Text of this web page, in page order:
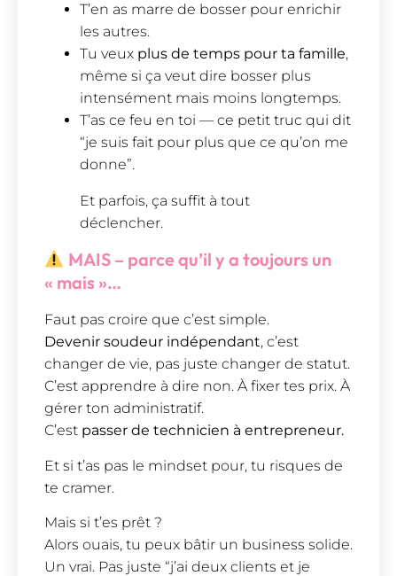
T’en as marre de bosser pour enrichir
les autres.
Tu veux plus de temps pour ta famille,
même si ça veut dire bosser plus
intensément mais moins longtemps.
T’as ce feu en toi — ce petit truc qui dit
“je suis fait pour plus que ce qu’on me
donne”.
Et parfois, ça suffit à tout
déclencher.
MAIS – parce qu’il y a toujours un
« mais »…
Faut pas croire que c’est simple.
Devenir soudeur indépendant, c’est
changer de vie, pas juste changer de statut.
C’est apprendre à dire non. À fixer tes prix. À
gérer ton administratif.
C’est passer de technicien à entrepreneur.
Et si t’as pas le mindset pour, tu risques de
te cramer.
Mais si t’es prêt ?
Alors ouais, tu peux bâtir un business solide.
Un vrai. Pas juste “j’ai deux clients et je